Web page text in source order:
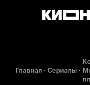
Главная Сериалы